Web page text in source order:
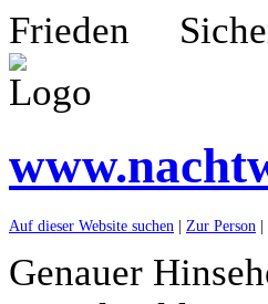
Frieden
Auf dieser Website suchen | Zur Person |
Genauer